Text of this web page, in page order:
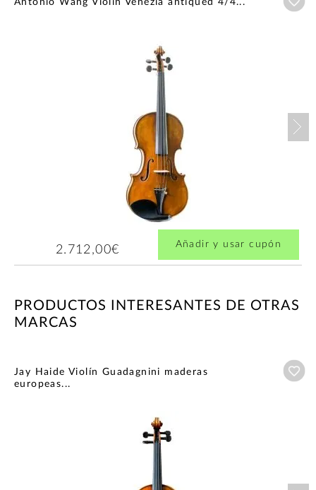
Antonio Wang Violín Venezia antiqued 4/4...
2.712,00€ Añadir y usar cupón
PRODUCTOS INTERESANTES DE OTRAS
MARCAS
Jay Haide Violín Guadagnini maderas
europeas...